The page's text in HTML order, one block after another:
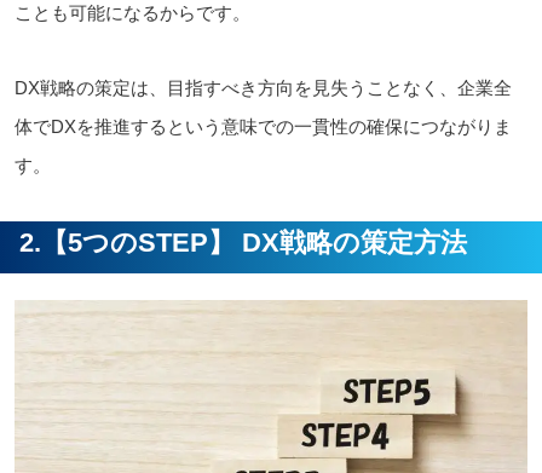
ことも可能になるからです。
DX戦略の策定は、目指すべき方向を見失うことなく、企業全
体でDXを推進するという意味での一貫性の確保につながりま
す。
2.【5つのSTEP】 DX戦略の策定方法